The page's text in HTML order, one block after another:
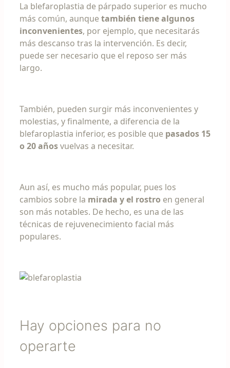
La blefaroplastia de párpado superior es mucho
más común, aunquetambién tiene algunos
inconvenientes, por ejemplo, que necesitarás
más descanso tras la intervención. Es decir,
puede ser necesario que el reposo ser más
largo.
También, pueden surgir más inconvenientes y
molestias, y finalmente, a diferencia de la
blefaroplastia inferior, es posible que pasados 15
o 20 añosvuelvas a necesitar.
Aun así, es mucho más popular, pues los
cambios sobre la mirada y el rostro en general
son más notables. De hecho, es una de las
técnicas de rejuvenecimiento facial más
populares.
Hay opciones para no
operarte